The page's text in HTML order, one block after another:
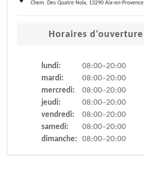
Chem. Des Quatre Noix, 13290 Aix-en-Provence
Horaires d'ouverture
lundi:
08:00–20:00
mardi:
08:00–20:00
mercredi:
08:00–20:00
jeudi:
08:00–20:00
vendredi:
08:00–20:00
samedi:
08:00–20:00
dimanche:
08:00–20:00